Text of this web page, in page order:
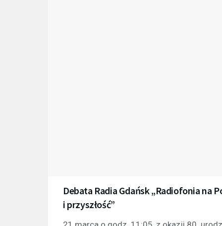
Debata Radia Gdańsk „Radiofonia na
i przyszłość”